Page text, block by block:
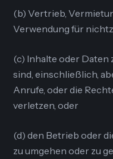
(b) Vertrieb,
Verwendung für
(c) Inhalte oder Daten
sind, einschließlich,
Anrufe, oder die
verletzen, oder
(d) den Betrieb oder
zu umgehen oder zu